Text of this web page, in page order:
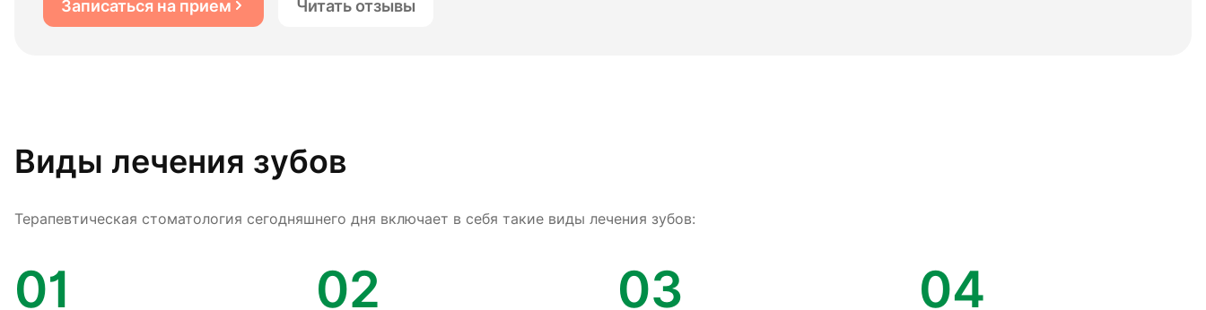
Записаться на прием Читать отзывы
Виды лечения зубов
Терапевтическая стоматология сегодняшнего дня включает в себя такие виды лечения зубов:
01 02 03 04